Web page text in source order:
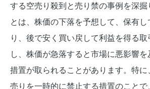
する空売り殺到と売り禁の事例を深掘
とは、株価の下落を予想して、保有
り、後で安く買い戻して利益を得る
し、株価が急落すると市場に悪影響を
措置が取られることがあります。特に
売りを一時的に禁止する措置のことで